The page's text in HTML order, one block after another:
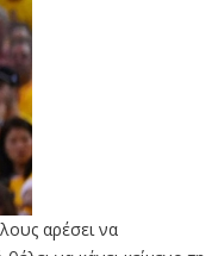
αρέσει να